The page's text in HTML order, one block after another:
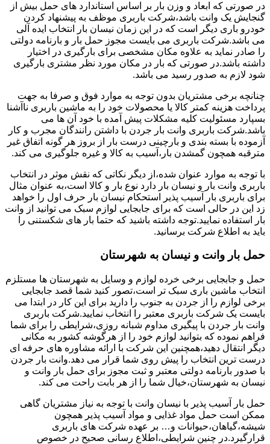
در صورتی که ابعاد و وزن بار بر اساس استاندارد های حمل بیش از
گنجایش یک وانت باشد،شرکت باربری موظف به پیشنهاد کردن
خودرو باری دیگر است که در این زمان نیسان بار انتخاب ایده آلی
می باشد.شرکت باربری می بایست مجوز حمل بار و بارنامه دولتی
را صادر نماید به علاوه مکان مشخصی برای بارگیری در اختیار
داشته باشد.در صورتی که بار در مکان مورد نظر مشتری بارگیری
شود لازم به صدور رسید می باشد.
چنانچه برخی مشتریان بدون توجه به موارد فوق و صرفا به جهت
پرداخت هزینه کمتر کالا یا محصولات خود را به ماشین باربری ناآشنا
بسپارد مسئولیت کلیه مشکلات پیش آمده با خود آن ها می
باشد.شرکت باربری وانت بار جردن با داشتن رانندگان مجرب و کار
آزموده با بسته بندی و بارچینی درست بار از بروز هر گونه اتفاق غیر
مترقبه همچون گمشدن بار،آسیب به کالا و غیره جلوگیری می کند.
با توجه به موارد عنوان شده،از دیگر نکاتی که نقش موثر در انتخاب
باربری وانت بار و نیسان بار دارد نوع بار و کالا است،به عنوان مثال
برای باربری بار آسیب پذیر استحکام نیسان بار حرف اول را خواهد
زد این در حالی است که برای جابجایی لوازم سبک می توانید از وانت
بار استفاده نمایید.توجه داشته باشید که حتما بار های شکستنی را
باید به اطلاع شرکت برسانید.
حمل بار وانت و نیسان به شهرستان
حمل و جابجایی برخی خرده لوازم و وسایل به شهرستان ها مستلزم
انتخاب ماشین باری سبک تر است،تصور کنید شما قصد جابجایی
برخی لوازم را از جردن به جنوب را دارید برای این کار در ابتدا می
بایست یک شرکت باربری معتبر را انتخاب نمایید.شرکت باربری
وانت بار جردن با پیگیری مداوم شبانه روزی،شرایطی را برای شما
فراهم نموده که بتوانید لوازم خود را از هرگوشه کشور به مکانی
دیگر انتقال دهید،همچنین این شرکت با ارائه مشاوره های حرفه ای
درست ترین انتخاب را پیش روی شما قرار می دهد.وانت بار جردن
با صدور بارنامه دولتی معتبر و ثبت مجوز برای حمل بار وانت و
نیسان به شهرستان،خیال شما را از هر بابت راحت می کند.
حمل بار آسیب پذیر با نیسان وانت با توجه به نیاز مشتریان گاهی
ممکن است حمل مواد غذایی و مواد آسیب پذیر همچون
شیشه،گیاهان،حیوانات و… بر عهده شرکت های باربری
قرارگیرد.در چنین شرایطی،اطلاع رسانی صحیح در خصوص